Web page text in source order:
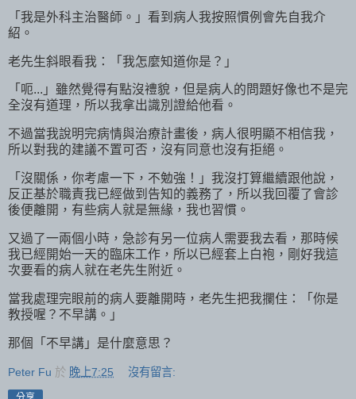
「我是外科主治醫師。」看到病人我按照慣例會先自我介
紹。
老先生斜眼看我：「我怎麼知道你是？」
「呃...」雖然覺得有點沒禮貌，但是病人的問題好像也不是完
全沒有道理，所以我拿出識別證給他看。
不過當我說明完病情與治療計畫後，病人很明顯不相信我，
所以對我的建議不置可否，沒有同意也沒有拒絕。
「沒關係，你考慮一下，不勉強！」我沒打算繼續跟他說，
反正基於職責我已經做到告知的義務了，所以我回覆了會診
後便離開，有些病人就是無緣，我也習慣。
又過了一兩個小時，急診有另一位病人需要我去看，那時候
我已經開始一天的臨床工作，所以已經套上白袍，剛好我這
次要看的病人就在老先生附近。
當我處理完眼前的病人要離開時，老先生把我攔住：「你是
教授喔？不早講。」
那個「不早講」是什麼意思？
Peter Fu 於 晚上7:25 沒有留言: